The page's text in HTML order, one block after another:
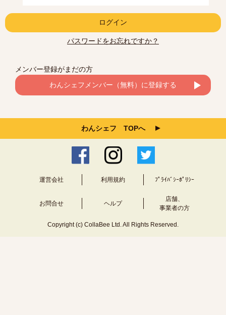
ログイン
パスワードをお忘れですか？
メンバー登録がまだの方
わんシェフメンバー（無料）に登録する
わんシェフ TOPへ
運営会社 利用規約 ﾌﾟﾗｲﾊﾞｼｰﾎﾟﾘｼｰ
お問合せ ヘルプ
店舗、
事業者の方
Copyright (c) CollaBee Ltd. All Rights Reserved.